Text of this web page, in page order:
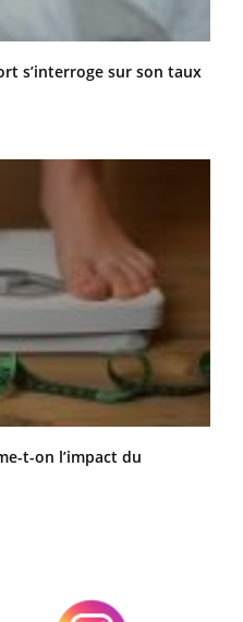
s’interroge sur son taux
t-on l’impact du